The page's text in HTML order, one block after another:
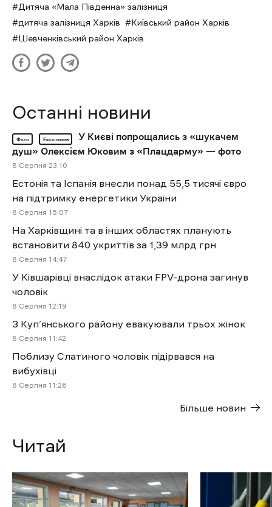
Дитяча «Мала Південна» залізниця
дитяча залізниця Харків
Київський район Харків
Шевченківський район Харків
Останні новини
Фото Ексклюзив
У Києві попрощались з «шукачем
душ» Олексієм Юковим з «Плацдарму» — фото
8 Cерпня 23:10
Естонія та Іспанія внесли понад 55,5 тисячі євро
на підтримку енергетики України
8 Cерпня 15:07
На Харківщині та в інших областях планують
встановити 840 укриттів за 1,39 млрд грн
8 Cерпня 14:47
У Ківшарівці внаслідок атаки FPV-дрона загинув
чоловік
8 Cерпня 12:19
З Куп’янського району евакуювали трьох жінок
8 Cерпня 11:42
Поблизу Слатиного чоловік підірвався на
вибухівці
8 Cерпня 11:26
Більше новин
Читай